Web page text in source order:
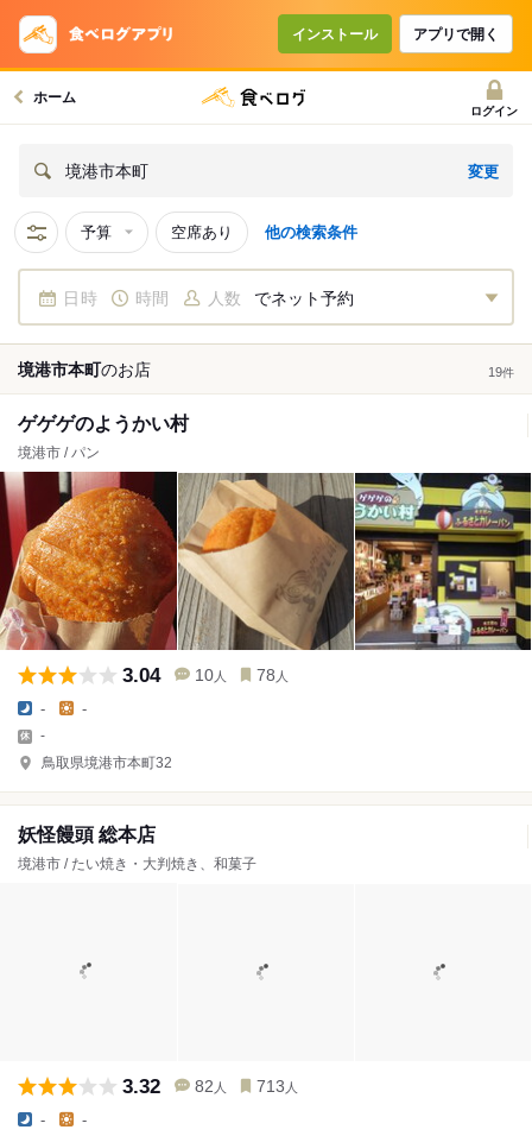
インストール アプリで開く
ホーム
ログイン
境港市本町 変更
予算 空席あり 他の検索条件
日時 時間 人数 でネット予約
境港市本町のお店 19件
ゲゲゲのようかい村
境港市 / パン
3.04 10 人 78 人
- -
-
鳥取県境港市本町32
妖怪饅頭 総本店
境港市 / たい焼き・大判焼き、和菓子
3.32 82 人 713 人
- -